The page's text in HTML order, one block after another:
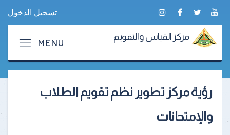
تسجيل الدخول
مركز القياس والتقويم
رؤية مركز تطوير نظم تقويم الطلاب
والإمتحانات